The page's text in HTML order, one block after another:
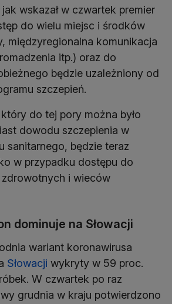
wskazał w czwartek premier
do wielu miejsc i środków
międzyregionalna komunikacja
itp.) oraz do
będzie uzależniony od
szczepień.
do tej pory można było
dowodu szczepienia w
sanitarnego, będzie teraz
w przypadku dostępu do
zdrowotnych i wieców
dominuje na Słowacji
wariant koronawirusa
Słowacji wykryty w 59 proc.
W czwartek po raz
grudnia w kraju potwierdzono